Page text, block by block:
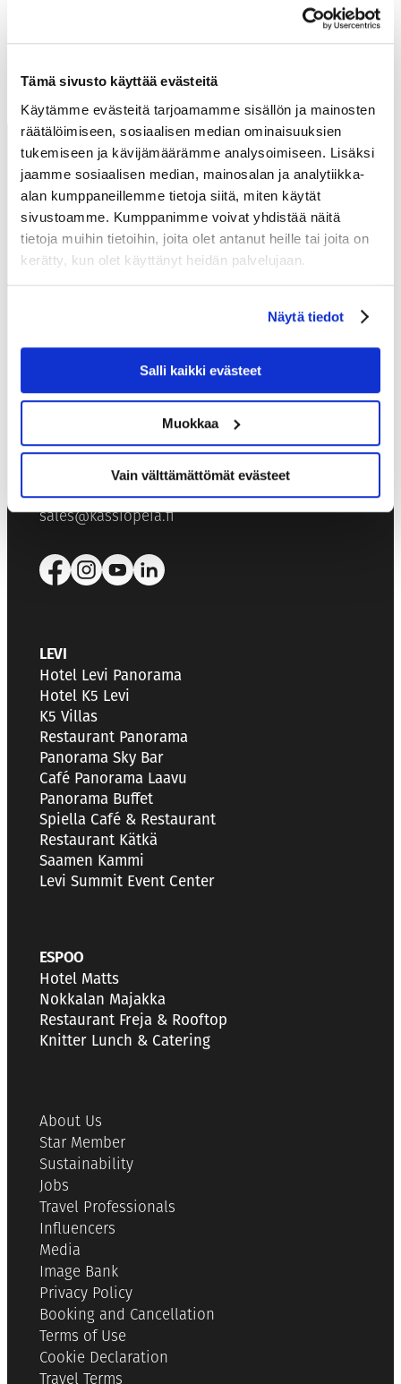
Tämä sivusto käyttää evästeitä
Käytämme evästeitä tarjoamamme sisällön ja mainosten
räätälöimiseen, sosiaalisen median ominaisuuksien
tukemiseen ja kävijämäärämme analysoimiseen. Lisäksi
jaamme sosiaalisen median, mainosalan ja analytiikka-
alan kumppaneillemme tietoja siitä, miten käytät
sivustoamme. Kumppanimme voivat yhdistää näitä
tietoja muihin tietoihin, joita olet antanut heille tai joita on
kerätty, kun olet käyttänyt heidän palvelujaan.
Näytä tiedot
Salli kaikki evästeet
Muokkaa
Vain välttämättömät evästeet
KASSIOPEIA
HOTELS & RESTAURANTS
Kutojantie 6-8
SALES SERVICE
+358 40 456 2059
sales@kassiopeia.fi
LEVI
Hotel Levi Panorama
Hotel K5 Levi
K5 Villas
Restaurant Panorama
Panorama Sky Bar
Café Panorama Laavu
Panorama Buffet
Spiella Café & Restaurant
Restaurant Kätkä
Saamen Kammi
Levi Summit Event Center
ESPOO
Hotel Matts
Nokkalan Majakka
Restaurant Freja & Rooftop
Knitter Lunch & Catering
About Us
Star Member
Sustainability
Jobs
Travel Professionals
Influencers
Media
Image Bank
Privacy Policy
Booking and Cancellation
Terms of Use
Cookie Declaration
Travel Terms